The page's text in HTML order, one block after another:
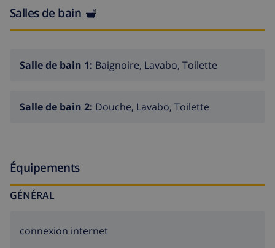
Salles de bain
Salle de bain 1: Baignoire, Lavabo, Toilette
Salle de bain 2: Douche, Lavabo, Toilette
Équipements
GÉNÉRAL
connexion internet